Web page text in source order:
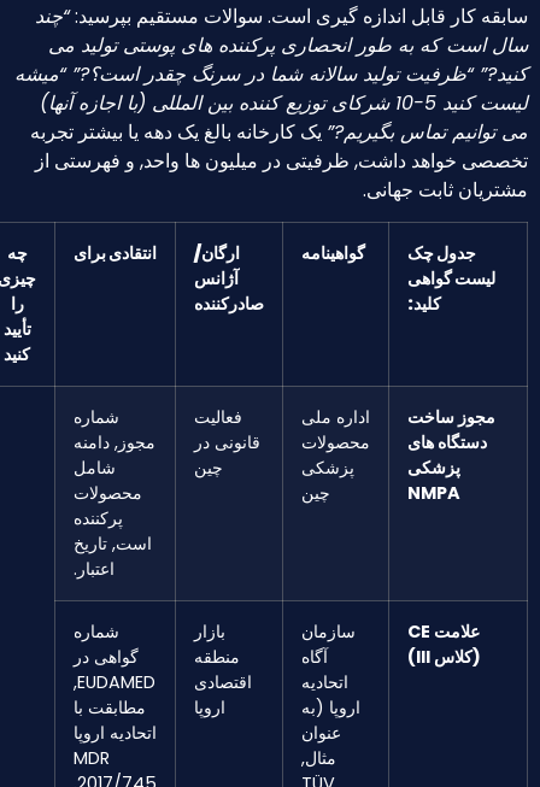
کار قابل اندازه گیری است. سوالات مستقیم بپرسید:“چند
است که به طور انحصاری پرکننده های پوستی تولید می
“ظرفیت تولید سالانه شما در سرنگ چقدر است؟?” “میشه
لیست کنید 5-10 شرکای توزیع کننده بین المللی (با اجازه آنها)
توانیم تماس بگیریم?”یک کارخانه بالغ یک دهه یا بیشتر تجربه
خواهد داشت, ظرفیتی در میلیون ها واحد, و فهرستی از
ثابت جهانی.
جدول چک
لیست گواهی
کلید:
گواهینامه
ارگان/
آژانس
صادرکننده
انتقادی برای
چیزی
تأیید
کنید
مجوز ساخت
دستگاه های
پزشکی
NMPA
اداره ملی
محصولات
پزشکی
چین
فعالیت
قانونی در
چین
شماره
مجوز, دامنه
شامل
محصولات
پرکننده
است, تاریخ
اعتبار.
علامت CE
(کلاس III)
سازمان
آگاه
اتحادیه
اروپا (به
عنوان
مثال,
بازار
منطقه
اقتصادی
اروپا
شماره
گواهی در
EUDAMED,
مطابقت با
اتحادیه اروپا
MDR